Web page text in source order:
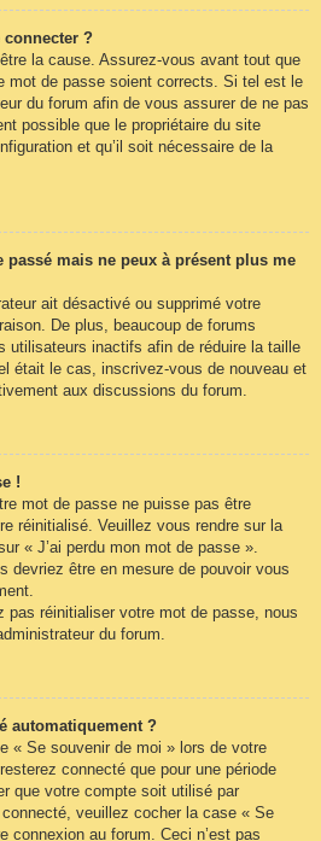
connecter ?
la cause. Assurez-vous avant tout que
mot de passe soient corrects. Si tel est le
du forum afin de vous assurer de ne pas
possible que le propriétaire du site
et qu’il soit nécessaire de la
passé mais ne peux à présent plus me
ait désactivé ou supprimé votre
De plus, beaucoup de forums
utilisateurs inactifs afin de réduire la taille
était le cas, inscrivez-vous de nouveau et
aux discussions du forum.
!
mot de passe ne puisse pas être
réinitialisé. Veuillez vous rendre sur la
« J’ai perdu mon mot de passe ».
devriez être en mesure de pouvoir vous
pas réinitialiser votre mot de passe, nous
du forum.
automatiquement ?
« Se souvenir de moi » lors de votre
connecté que pour une période
que votre compte soit utilisé par
connecté, veuillez cocher la case « Se
connexion au forum. Ceci n’est pas